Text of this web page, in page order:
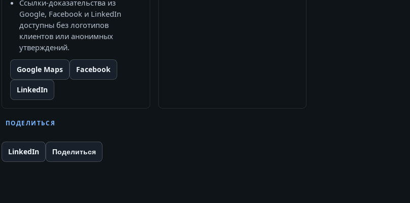
Ссылки‑доказательства из
Google, Facebook и LinkedIn
доступны без логотипов
клиентов или анонимных
утверждений.
Google Maps Facebook
LinkedIn
ПОДЕЛИТЬСЯ
LinkedIn Поделиться